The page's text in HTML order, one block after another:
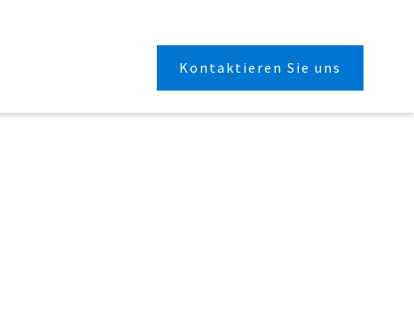
Kontaktieren Sie uns